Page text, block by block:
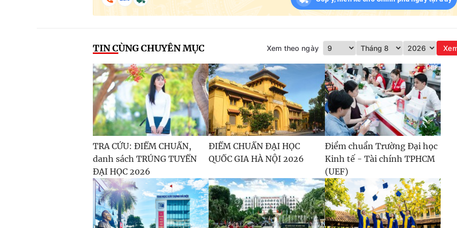
TIN CÙNG CHUYÊN MỤC Xem theo ngày
TRA CỨU: ĐIỂM CHUẨN,
danh sách TRÚNG TUYỂN
ĐẠI HỌC 2026
ĐIỂM CHUẨN ĐẠI HỌC
QUỐC GIA HÀ NỘI 2026
Điểm chuẩn Trường Đại học
Kinh tế - Tài chính TPHCM
(UEF)